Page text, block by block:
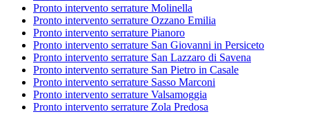
Pronto intervento serrature Molinella
Pronto intervento serrature Ozzano Emilia
Pronto intervento serrature Pianoro
Pronto intervento serrature San Giovanni in Persiceto
Pronto intervento serrature San Lazzaro di Savena
Pronto intervento serrature San Pietro in Casale
Pronto intervento serrature Sasso Marconi
Pronto intervento serrature Valsamoggia
Pronto intervento serrature Zola Predosa